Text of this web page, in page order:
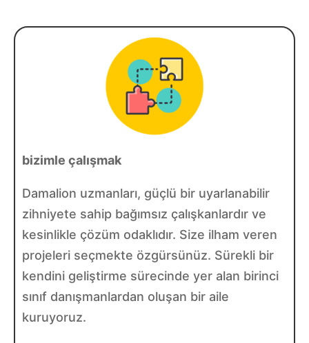
bizimle çalışmak
Damalion uzmanları, güçlü bir uyarlanabilir
zihniyete sahip bağımsız çalışkanlardır ve
kesinlikle çözüm odaklıdır. Size ilham veren
projeleri seçmekte özgürsünüz. Sürekli bir
kendini geliştirme sürecinde yer alan birinci
sınıf danışmanlardan oluşan bir aile
kuruyoruz.